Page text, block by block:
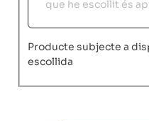
Producte subjecte a
escollida